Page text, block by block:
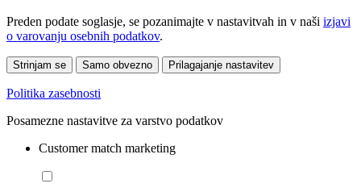
Preden podate soglasje, se pozanimajte v nastavitvah in v naši izjavi
o varovanju osebnih podatkov.
Strinjam se Samo obvezno Prilagajanje nastavitev
Politika zasebnosti
Posamezne nastavitve za varstvo podatkov
Customer match marketing